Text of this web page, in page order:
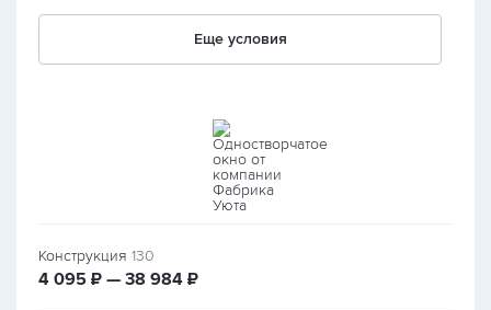
Еще условия
Конструкция 130
4 095 руб.
₽ — 38 984 руб.
₽